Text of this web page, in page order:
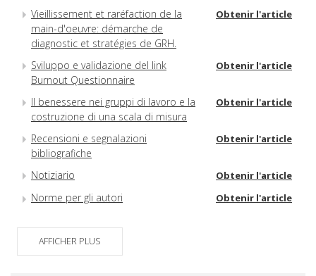
Vieillissement et raréfaction de la
main-d'oeuvre: démarche de
diagnostic et stratégies de GRH.
Obtenir l'article
Sviluppo e validazione del link
Burnout Questionnaire
Obtenir l'article
Il benessere nei gruppi di lavoro e la
costruzione di una scala di misura
Obtenir l'article
Recensioni e segnalazioni
bibliografiche
Obtenir l'article
Notiziario Obtenir l'article
Norme per gli autori Obtenir l'article
AFFICHER PLUS